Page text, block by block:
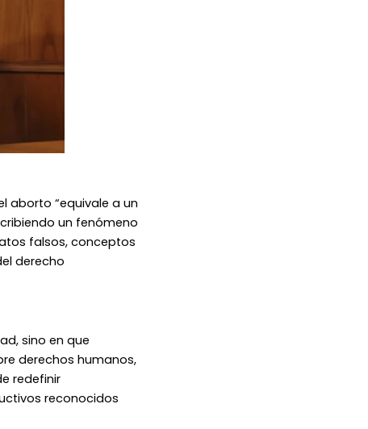
aborto “equivale a un
un fenómeno
falsos, conceptos
derecho
sino en que
derechos humanos,
redefinir
reconocidos